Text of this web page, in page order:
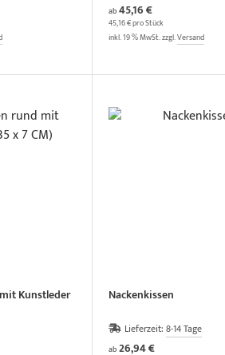
ab 45,16 €
45,16 € pro Stück
inkl. 19 % MwSt. zzgl.Versand
Kunstleder Nackenkissen
Lieferzeit:8-14 Tage
ab 26,94 €